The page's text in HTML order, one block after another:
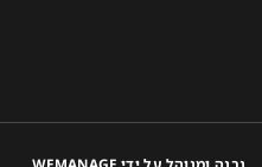
נבנה ומנוהל על ידי WEMANAGE